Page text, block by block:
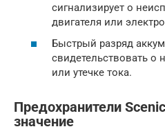
сигнализирует о
двигателя или
Быстрый разряд
свидетельствовать о
или утечке тока.
Предохранители Scenic
значение